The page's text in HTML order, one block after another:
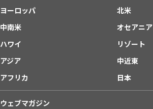
ヨーロッパ
北米
中南米
オセアニア
ハワイ
リゾート
アジア
中近東
アフリカ
日本
ウェブマガジン